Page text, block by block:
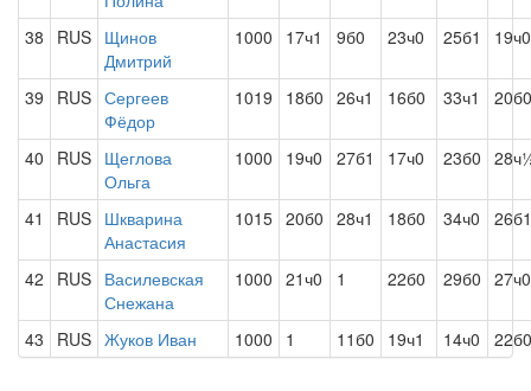
38
RUS Щинов
Дмитрий
1000 17ч1 9б0 23ч0 25б1 19ч0
39 RUS Сергеев
Фёдор
1019 18б0 26ч1 16б0 33ч1 20б0
40 RUS Щеглова
Ольга
1000 19ч0 27б1 17ч0 23б0
41 RUS Шкварина
Анастасия
1015 20б0 28ч1 18б0 34ч0 26б1
42 RUS Василевская
Снежана
1000 21ч0 1 22б0 29б0 27ч0
43 RUS Жуков Иван 1000 1 11б0 19ч1 14ч0 22б0